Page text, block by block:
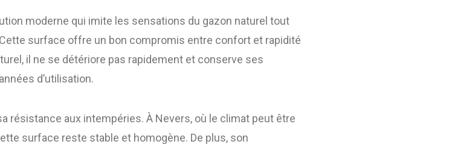
moderne qui imite les sensations du gazon naturel tout
surface offre un bon compromis entre confort et rapidité
il ne se détériore pas rapidement et conserve ses
d’utilisation.
résistance aux intempéries. À Nevers, où le climat peut être
surface reste stable et homogène. De plus, son